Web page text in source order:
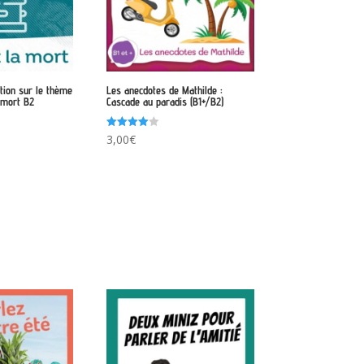
sur le thème
B2
Les anecdotes de Mathilde :
Cascade au paradis (B1+/B2)
Note
4.00
3,00€